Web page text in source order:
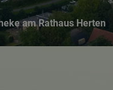
am Rathaus Herten